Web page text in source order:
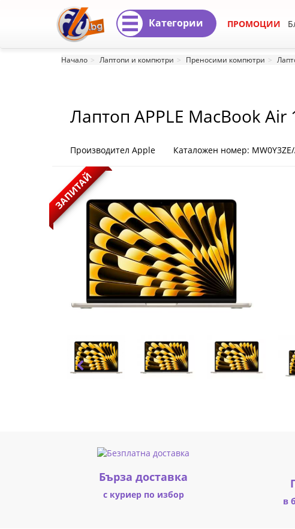
Лаптоп
Air
13inch
M4
chip
with
core
CPU
and
8-
core
GPU
Starlight
Категории ПРОМОЦИИ
Начало Лаптопи и компютри Преносими компютри
Лаптоп APPLE MacBook
Производител Apple Каталожен номер:
ЗАПИТАЙ
Бърза доставка
с куриер по избор
в